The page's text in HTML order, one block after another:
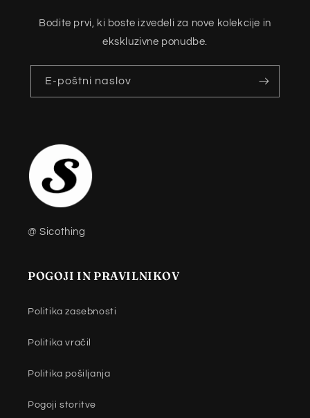
Bodite prvi, ki boste izvedeli za nove kolekcije in
ekskluzivne ponudbe.
E-poštni naslov
@ Sicothing
POGOJI IN PRAVILNIKOV
Politika zasebnosti
Politika vračil
Politika pošiljanja
Pogoji storitve